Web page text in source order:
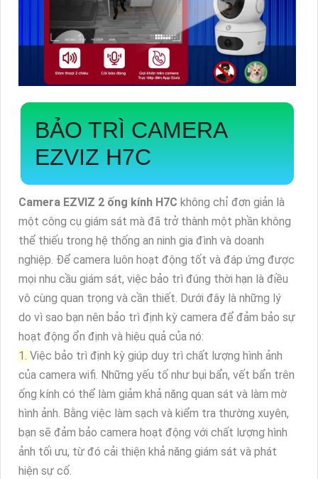
BẢO TRÌ CAMERA
EZVIZ H7C
Camera EZVIZ 2 ống kính H7C không chỉ đơn giản là
một công cụ giám sát mà đã trở thành một phần không
thể thiếu trong hệ thống an ninh gia đình và doanh
nghiệp. Để camera luôn hoạt động tốt và đáp ứng được
mọi nhu cầu giám sát, việc bảo trì đúng thời hạn là điều
vô cùng quan trọng và cần thiết. Dưới đây là những lý
do vì sao bạn nên bảo trì định kỳ camera để đảm bảo sự
hoạt động ổn định và hiệu quả của nó:
1. Việc bảo trì định kỳ giúp duy trì chất lượng hình ảnh
của camera wifi. Những yếu tố như bụi bẩn, vết bẩn trên
ống kính có thể làm giảm khả năng quan sát và làm mờ
hình ảnh. Bằng việc làm sạch và kiểm tra thường xuyên,
bạn sẽ đảm bảo camera hoạt động với chất lượng hình
ảnh tối ưu, từ đó cải thiện khả năng giám sát và phát
hiện sự cố.